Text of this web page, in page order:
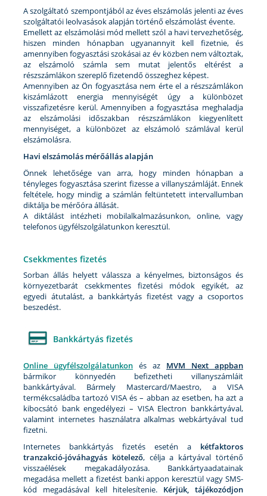
A szolgáltató szempontjából az éves elszámolás jelenti az éves
szolgáltatói leolvasások alapján történő elszámolást évente.
Emellett az elszámolási mód mellett szól a havi tervezhetőség,
hiszen minden hónapban ugyanannyit kell fizetnie, és
amennyiben fogyasztási szokásai az év közben nem változtak,
az elszámoló számla sem mutat jelentős eltérést a
részszámlákon szereplő fizetendő összeghez képest.
Amennyiben az Ön fogyasztása nem érte el a részszámlákon
kiszámlázott energia mennyiségét úgy a különbözet
visszafizetésre kerül. Amennyiben a fogyasztása meghaladja
az elszámolási időszakban részszámlákon kiegyenlített
mennyiséget, a különbözet az elszámoló számlával kerül
elszámolásra.
Havi elszámolás mérőállás alapján
Önnek lehetősége van arra, hogy minden hónapban a
tényleges fogyasztása szerint fizesse a villanyszámláját. Ennek
feltétele, hogy mindig a számlán feltüntetett intervallumban
diktálja be mérőóra állását.
A diktálást intézheti mobilalkalmazásunkon, online, vagy
telefonos ügyfélszolgálatunkon keresztül.
Csekkmentes fizetés
Sorban állás helyett válassza a kényelmes, biztonságos és
környezetbarát csekkmentes fizetési módok egyikét, az
egyedi átutalást, a bankkártyás fizetést vagy a csoportos
beszedést.
Bankkártyás fizetés
Online ügyfélszolgálatunkon és az MVM Next appban
bármikor könnyedén befizetheti villanyszámláit
bankkártyával. Bármely Mastercard/Maestro, a VISA
termékcsaládba tartozó VISA és – abban az esetben, ha azt a
kibocsátó bank engedélyezi – VISA Electron bankkártyával,
valamint internetes használatra alkalmas webkártyával tud
fizetni.
Internetes bankkártyás fizetés esetén a kétfaktoros
tranzakció-jóváhagyás kötelező, célja a kártyával történő
visszaélések megakadályozása. Bankkártyaadatainak
megadása mellett a fizetést banki appon keresztül vagy SMS-
kód megadásával kell hitelesítenie. Kérjük, tájékozódjon